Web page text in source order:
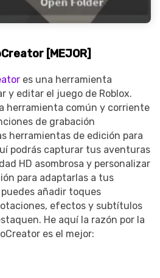
[MEJOR]
es una herramienta
y editar el juego de Roblox.
herramienta común y corriente
de grabación
herramientas de edición para
podrás capturar tus aventuras
HD asombrosa y personalizar
para adaptarlas a tus
añadir toques
efectos y subtítulos
He aquí la razón por la
es el mejor: